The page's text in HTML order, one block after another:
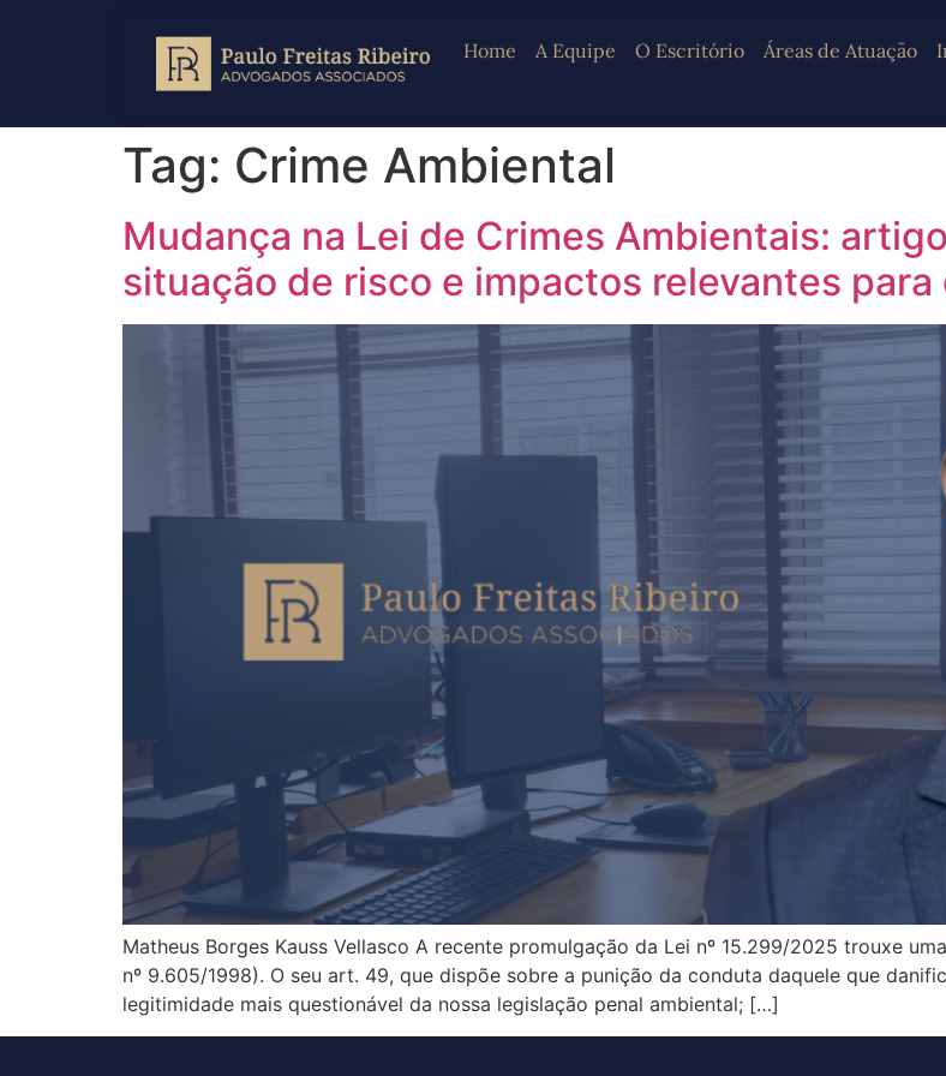
Home A Equipe O Escritório Áreas de Atuação
Tag: Crime Ambiental
Mudança na Lei de Crimes Ambientais:
situação de risco e impactos relevantes
Matheus Borges Kauss Vellasco A recente promulgação da Lei nº 15.299/2025 trouxe
nº 9.605/1998). O seu art. 49, que dispõe sobre a punição da conduta daquele que
legitimidade mais questionável da nossa legislação penal ambiental; […]